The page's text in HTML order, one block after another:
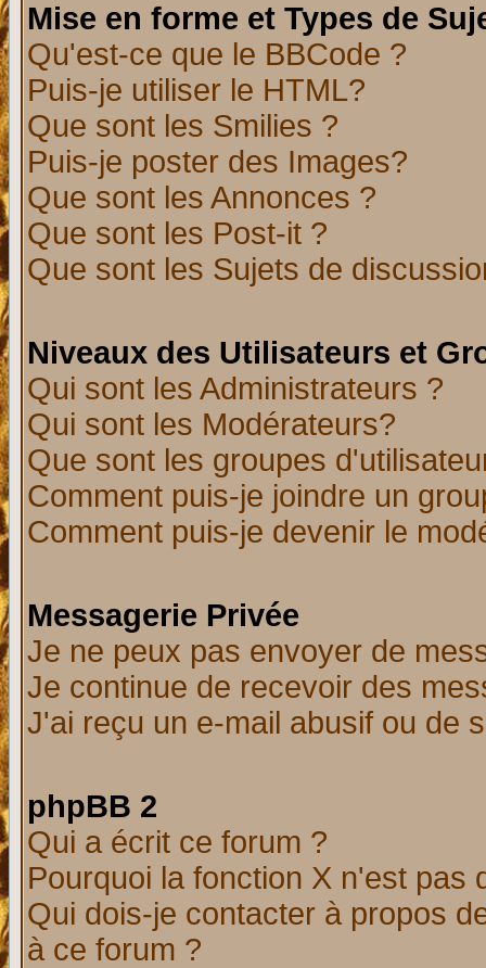
Mise en forme et Types de
Qu'est-ce que le BBCode ?
Puis-je utiliser le HTML?
Que sont les Smilies ?
Puis-je poster des Images?
Que sont les Annonces ?
Que sont les Post-it ?
Que sont les Sujets de
Niveaux des Utilisateurs et
Qui sont les Administrateurs ?
Qui sont les Modérateurs?
Que sont les groupes
Comment puis-je joindre un
Comment puis-je devenir le
Messagerie Privée
Je ne peux pas envoyer de
Je continue de recevoir des
J'ai reçu un e-mail abusif ou de
phpBB 2
Qui a écrit ce forum ?
Pourquoi la fonction X n'est pas
Qui dois-je contacter à propos
à ce forum ?